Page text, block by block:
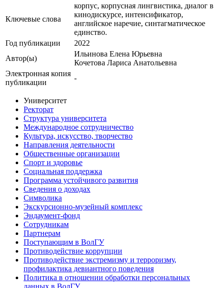
Ключевые cлова
корпус, корпусная лингвистика, диалог в
кинодискурсе, интенсификатор,
английское наречие, синтагматическое
единство.
Год публикации
2022
Автор(ы)
Ильинова Елена Юрьевна
Кочетова Лариса Анатольевна
Электронная копия
публикации
-
Университет
Ректорат
Структура университета
Международное сотрудничество
Культура, искусство, творчество
Направления деятельности
Общественные организации
Спорт и здоровье
Социальная поддержка
Программа устойчивого развития
Сведения о доходах
Символика
Экскурсионно-музейный комплекс
Эндаумент-фонд
Сотрудникам
Партнерам
Поступающим в ВолГУ
Противодействие коррупции
Противодействие экстремизму и терроризму,
профилактика девиантного поведения
Политика в отношении обработки персональных